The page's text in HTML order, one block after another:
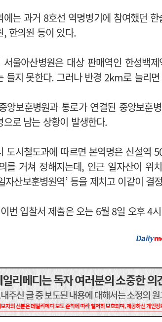
에는 과거 8호선 역명병기에 참여했던
, 한의원 등이 있다.
서울아산병원은 대상 판매역인 한성백
들지 못한다. 그러나 반경 2km로 늘리
앙보훈병원과 통로가 연결된 중앙보훈
으로 남는 상황이 발생한다.
도시철도과에 따르면 본역명은 신설역
를 거쳐 정해지는데, 인근 일자산이 위
자산보훈병원역’ 등을 제치고 이같이 결
번 입찰서 제출은 오는 6월 8일 오후 4